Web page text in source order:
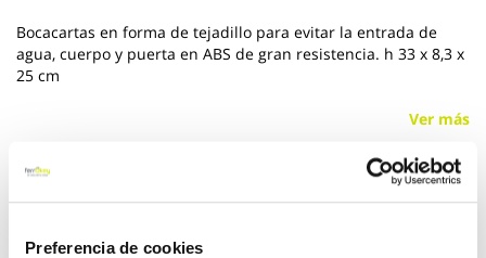
Preferencia de cookies
Bocacartas en forma de tejadillo para evitar la entrada de
agua, cuerpo y puerta en ABS de gran resistencia. h 33 x 8,3 x
25 cm
Ver más
21,50 €
de
imágenes